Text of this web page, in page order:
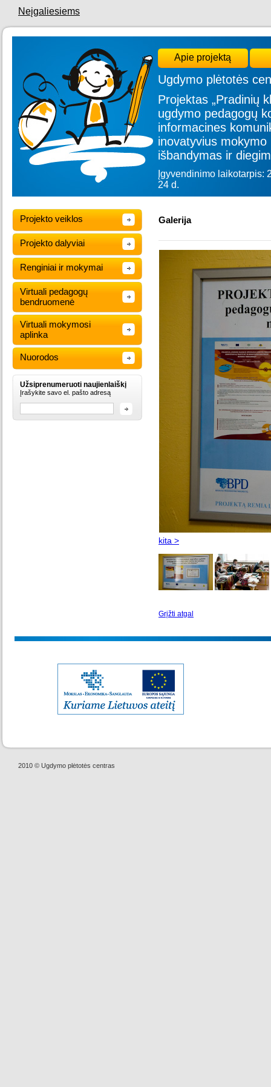
Neįgaliesiems
Apie projektą
Ugdymo plėtotės
Projektas „Pradinių
ugdymo pedagogų
informacines
inovatyvius
išbandymas ir
Įgyvendinimo laikotarpis:
24 d.
Projekto veiklos
Projekto dalyviai
Renginiai ir mokymai
Virtuali pedagogų
bendruomenė
Virtuali mokymosi
aplinka
Nuorodos
Užsiprenumeruoti naujienlaiškį
Įrašykite savo el. pašto adresą
Galerija
kita >
Grįžti atgal
2010 © Ugdymo plėtotės centras